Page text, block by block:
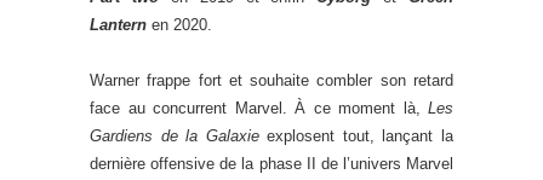
Lantern en 2020.
Warner frappe fort et souhaite combler son retard
face au concurrent Marvel. À ce moment là, Les
Gardiens de la Galaxieexplosent tout, lançant la
dernière offensive de la phase II de l’univers Marvel